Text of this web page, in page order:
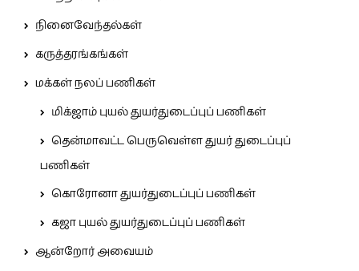
நினைவேந்தல்கள்
கருத்தரங்கங்கள்
மக்கள் நலப் பணிகள்
மிக்ஜாம் புயல் துயர்துடைப்புப் பணிகள்
தென்மாவட்ட பெருவெள்ள துயர் துடைப்புப்
பணிகள்
கொரோனா துயர்துடைப்புப் பணிகள்
கஜா புயல் துயர்துடைப்புப் பணிகள்
ஆன்றோர் அவையம்